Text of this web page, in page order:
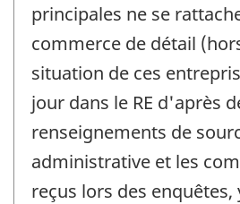
principales ne se
commerce de détail
situation de ces
jour dans le RE d'après
renseignements de
administrative et les
reçus lors des